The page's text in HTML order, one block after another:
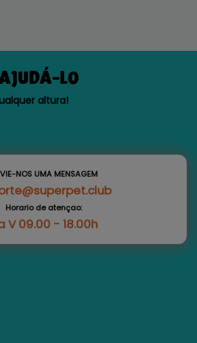
LO
altura!
NOS UMA MENSAGEM
Horario de atençao:
V 09.00 - 18.00h